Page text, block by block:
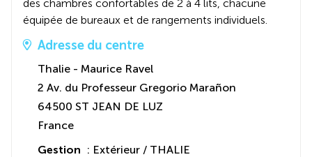
des chambres confortables de 2 à 4 lits, chacune
équipée de bureaux et de rangements individuels.
Adresse du centre
Thalie - Maurice Ravel
2 Av. du Professeur Gregorio Marañon
64500 ST JEAN DE LUZ
France
Gestion : Extérieur / THALIE